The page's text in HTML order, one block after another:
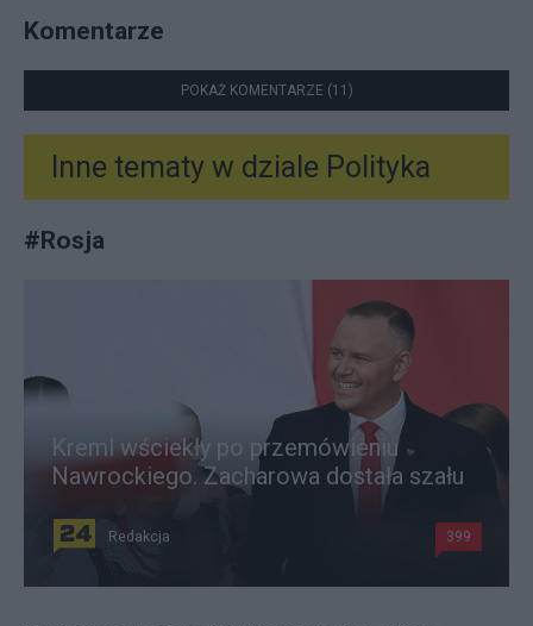
Komentarze
POKAŻ KOMENTARZE (11)
Inne tematy w dziale Polityka
#Rosja
Kreml wściekły po przemówieniu
Nawrockiego. Zacharowa dostała szału
Redakcja 399